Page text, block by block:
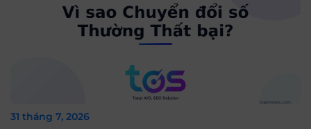
31 tháng 7, 2026